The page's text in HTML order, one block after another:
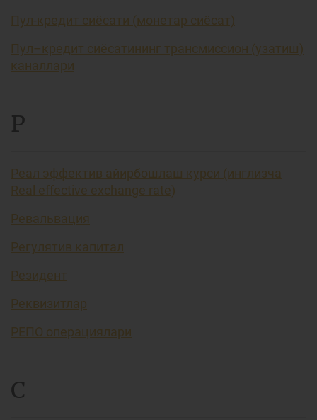
Пул-кредит сиёсати (монетар сиёсат)
Пул–кредит сиёсатининг трансмиссион (узатиш)
каналлари
Р
Реал эффектив айирбошлаш курси (инглизча
Real effective exchange rate)
Ревальвация
Регулятив капитал
Резидент
Реквизитлар
РЕПО операциялари
С